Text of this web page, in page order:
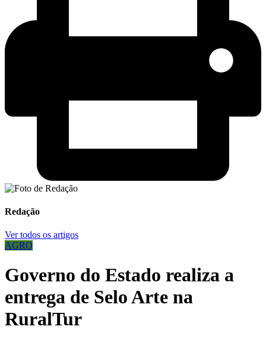
Redação
Ver todos os artigos
AGRO
Governo do Estado realiza a
entrega de Selo Arte na
RuralTur